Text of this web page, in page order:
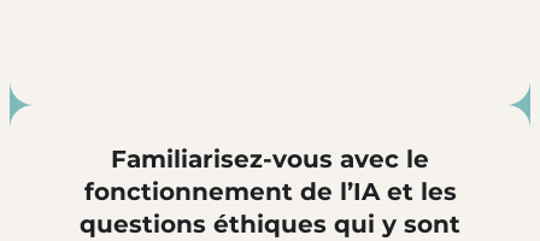
Familiarisez-vous avec le
fonctionnement de l’IA et les
questions éthiques qui y sont